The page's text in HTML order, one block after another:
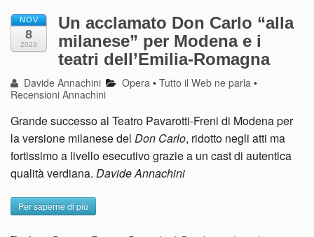
NOV
8
2023
Un acclamato Don Carlo “alla
milanese” per Modena e i
teatri dell’Emilia-Romagna
Davide Annachini Opera •Tutto il Web ne parla •
Recensioni Annachini
Grande successo al Teatro Pavarotti-Freni di Modena per
la versione milanese del Don Carlo, ridotto negli atti ma
fortissimo a livello esecutivo grazie a un cast di autentica
qualità verdiana. Davide Annachini
Per saperne di più